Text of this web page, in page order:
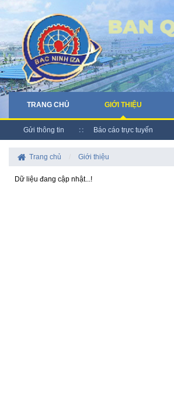
TRANG CHỦ GIỚI THIỆU
Gửi thông tin Báo cáo trực tuyến
Trang chủ Giới thiệu
Dữ liệu đang cập nhật...!